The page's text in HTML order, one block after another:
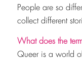
People are so
collect different
What does the
Queer is a world